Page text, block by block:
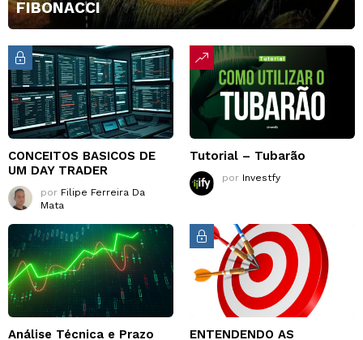
FIBONACCI
CONCEITOS BASICOS DE
UM DAY TRADER
por Filipe Ferreira Da
Mata
Tutorial – Tubarão
por Investfy
Análise Técnica e Prazo
ENTENDENDO AS